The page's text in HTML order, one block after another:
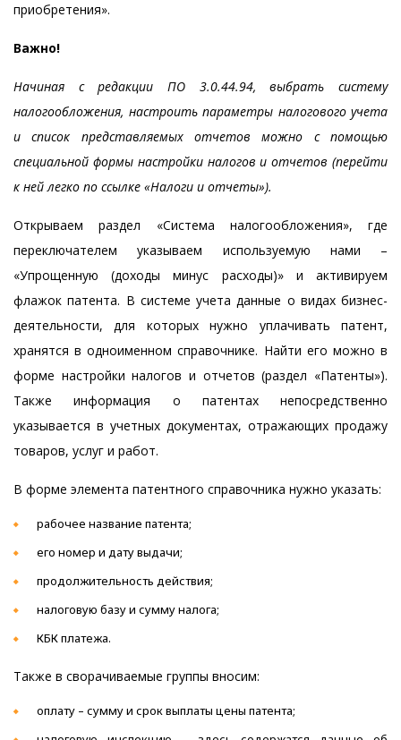
приобретения».
Важно!
Начиная с редакции ПО 3.0.44.94, выбрать систему
налогообложения, настроить параметры налогового учета
и список представляемых отчетов можно с помощью
специальной формы настройки налогов и отчетов (перейти
к ней легко по ссылке «Налоги и отчеты»).
Открываем раздел «Система налогообложения», где
переключателем указываем используемую нами –
«Упрощенную (доходы минус расходы)» и активируем
флажок патента. В системе учета данные о видах бизнес-
деятельности, для которых нужно уплачивать патент,
хранятся в одноименном справочнике. Найти его можно в
форме настройки налогов и отчетов (раздел «Патенты»).
Также информация о патентах непосредственно
указывается в учетных документах, отражающих продажу
товаров, услуг и работ.
В форме элемента патентного справочника нужно указать:
рабочее название патента;
его номер и дату выдачи;
продолжительность действия;
налоговую базу и сумму налога;
КБК платежа.
Также в сворачиваемые группы вносим:
оплату – сумму и срок выплаты цены патента;